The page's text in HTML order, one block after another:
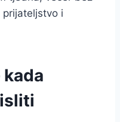
i
kada